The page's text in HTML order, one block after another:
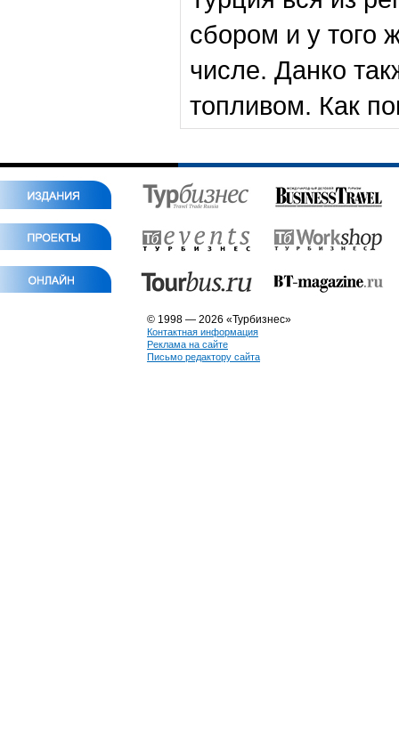
сбором и у того
числе. Данко
топливом. Как
© 1998 — 2026 «Турбизнес»
Контактная информация
Реклама на сайте
Письмо редактору сайта